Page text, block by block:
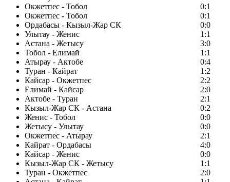
Окжетпес - Тобол
0:1
Окжетпес - Тобол
0:1
Ордабасы - Кызыл-Жар СК
0:0
Улытау - Женис
1:1
Астана - Жетысу
3:0
Тобол - Елимай
1:1
Атырау - Актобе
0:4
Туран - Кайрат
1:2
Кайсар - Окжетпес
2:2
Елимай - Кайсар
2:0
Актобе - Туран
2:1
Кызыл-Жар СК - Астана
0:2
Женис - Тобол
0:0
Жетысу - Улытау
0:0
Окжетпес - Атырау
2:1
Кайрат - Ордабасы
4:0
Кайсар - Женис
0:0
Кызыл-Жар СК - Жетысу
1:1
Туран - Окжетпес
2:0